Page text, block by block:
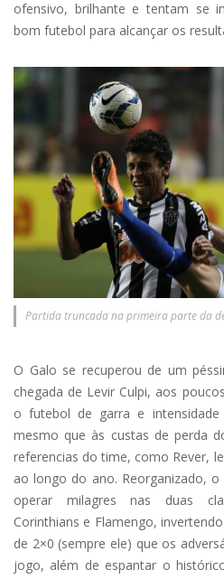
ofensivo, brilhante e tentam se
bom futebol para alcançar os
Partida truncada na primeira parte da
O Galo se recuperou de um
chegada de Levir Culpi, aos
o futebol de garra e
mesmo que às custas de perda
referencias do time, como Rever,
ao longo do ano. Reorganizado,
operar milagres nas duas
Corinthians e Flamengo,
de 2×0 (sempre ele) que os
jogo, além de espantar o